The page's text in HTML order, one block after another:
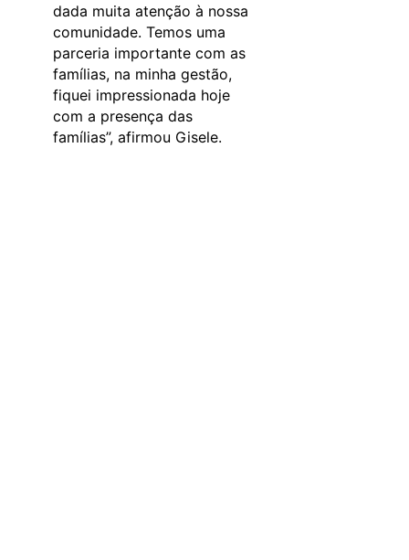
dada muita atenção à nossa
comunidade. Temos uma
parceria importante com as
famílias, na minha gestão,
fiquei impressionada hoje
com a presença das
famílias”, afirmou Gisele.